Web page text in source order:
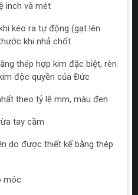
inch và mét
kéo ra tự động (gạt lên
khi nhả chốt
thép hợp kim đặc biệt, rèn
độc quyền của Đức
theo tỷ lệ mm, màu đen
tay cầm
do được thiết kế bằng thép
móc